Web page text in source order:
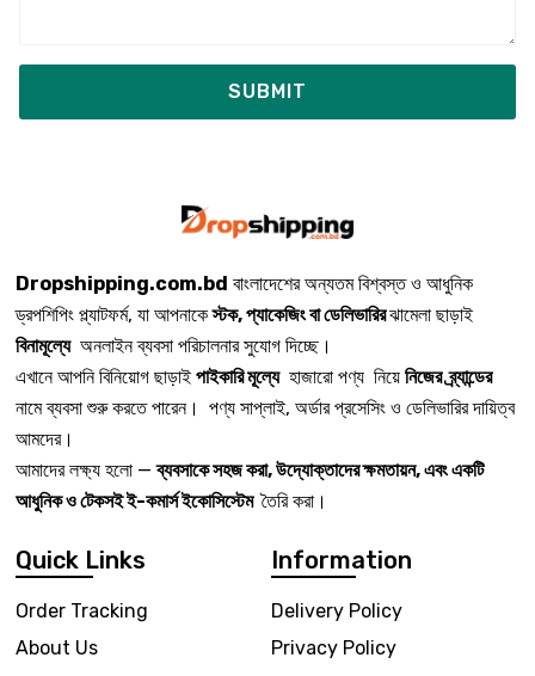
SUBMIT
Dropshipping.com.bd বাংলাদেশের অন্যতম বিশ্বস্ত ও আধুনিক
ড্রপশিপিং প্ল্যাটফর্ম, যা আপনাকেস্টক, প্যাকেজিং বা ডেলিভারিরঝামেলা ছাড়াই
বিনামূল্যেঅনলাইন ব্যবসা পরিচালনার সুযোগ দিচ্ছে।
এখানে আপনি বিনিয়োগ ছাড়াই পাইকারি মূল্যেহাজারো পণ্য নিয়ে নিজের ব্র্যান্ডের
নামে ব্যবসা শুরু করতে পারেন। পণ্য সাপ্লাই, অর্ডার প্রসেসিং ও ডেলিভারির দায়িত্ব
আমদের।
আমাদের লক্ষ্য হলো —ব্যবসাকে সহজ করা, উদ্যোক্তাদের ক্ষমতায়ন, এবং একটি
আধুনিক ও টেকসই ই-কমার্স ইকোসিস্টেম তৈরি করা।
Quick Links
Order Tracking
About Us
Information
Delivery Policy
Privacy Policy